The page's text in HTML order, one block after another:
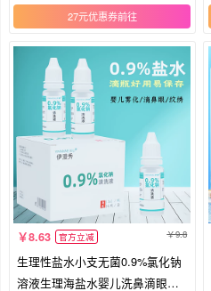
27元优惠券
8.63 官方立减 9.8
生理性盐水小支无菌0.9%氯化钠
溶液生理海盐水婴儿洗鼻滴眼液